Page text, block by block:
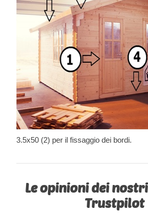
3.5x50 (2) per il fissaggio dei bordi.
Le opinioni dei
Trustpilot